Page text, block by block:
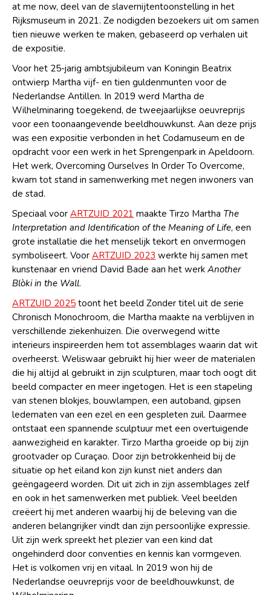
at me now, deel van de slavernijtentoonstelling in het
Rijksmuseum in 2021. Ze nodigden bezoekers uit om samen
tien nieuwe werken te maken, gebaseerd op verhalen uit
de expositie.
Voor het 25-jarig ambtsjubileum van Koningin Beatrix
ontwierp Martha vijf- en tien guldenmunten voor de
Nederlandse Antillen. In 2019 werd Martha de
Wilhelminaring toegekend, de tweejaarlijkse oeuvreprijs
voor een toonaangevende beeldhouwkunst. Aan deze prijs
was een expositie verbonden in het Codamuseum en de
opdracht voor een werk in het Sprengenpark in Apeldoorn.
Het werk, Overcoming Ourselves In Order To Overcome,
kwam tot stand in samenwerking met negen inwoners van
de stad.
Speciaal voor ARTZUID 2021 maakte Tirzo Martha The
Interpretation and Identification of the Meaning of Life, een
grote installatie die het menselijk tekort en onvermogen
symboliseert. Voor ARTZUID 2023 werkte hij samen met
kunstenaar en vriend David Bade aan het werk Another
Blòki in the Wall.
ARTZUID 2025 toont het beeld Zonder titel uit de serie
Chronisch Monochroom, die Martha maakte na verblijven in
verschillende ziekenhuizen. Die overwegend witte
interieurs inspireerden hem tot assemblages waarin dat wit
overheerst. Weliswaar gebruikt hij hier weer de materialen
die hij altijd al gebruikt in zijn sculpturen, maar toch oogt dit
beeld compacter en meer ingetogen. Het is een stapeling
van stenen blokjes, bouwlampen, een autoband, gipsen
ledematen van een ezel en een gespleten zuil. Daarmee
ontstaat een spannende sculptuur met een overtuigende
aanwezigheid en karakter. Tirzo Martha groeide op bij zijn
grootvader op Curaçao. Door zijn betrokkenheid bij de
situatie op het eiland kon zijn kunst niet anders dan
geëngageerd worden. Dit uit zich in zijn assemblages zelf
en ook in het samenwerken met publiek. Veel beelden
creëert hij met anderen waarbij hij de beleving van die
anderen belangrijker vindt dan zijn persoonlijke expressie.
Uit zijn werk spreekt het plezier van een kind dat
ongehinderd door conventies en kennis kan vormgeven.
Het is volkomen vrij en vitaal. In 2019 won hij de
Nederlandse oeuvreprijs voor de beeldhouwkunst, de